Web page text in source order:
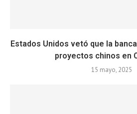
Estados Unidos vetó que la
proyectos chinos en
15 mayo, 2025